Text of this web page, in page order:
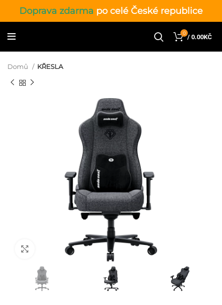
Doprava zdarma po celé České republice
0 / 0.00KČ
Domů KŘESLA
Klikni pro zvětšení